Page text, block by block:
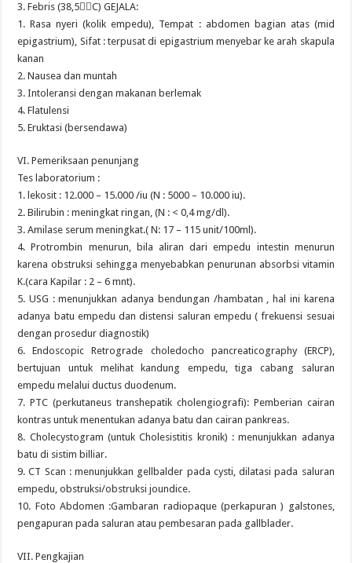
3. Febris (38,5C) GEJALA:
1. Rasa nyeri (kolik empedu), Tempat : abdomen bagian atas (mid
epigastrium), Sifat : terpusat di epigastrium menyebar ke arah skapula
kanan
2. Nausea dan muntah
3. Intoleransi dengan makanan berlemak
4. Flatulensi
5. Eruktasi (bersendawa)
VI. Pemeriksaan penunjang
Tes laboratorium :
1. lekosit : 12.000 – 15.000 /iu (N : 5000 – 10.000 iu).
2. Bilirubin : meningkat ringan, (N : < 0,4 mg/dl).
3. Amilase serum meningkat.( N: 17 – 115 unit/100ml).
4. Protrombin menurun, bila aliran dari empedu intestin menurun
karena obstruksi sehingga menyebabkan penurunan absorbsi vitamin
K.(cara Kapilar : 2 – 6 mnt).
5. USG : menunjukkan adanya bendungan /hambatan , hal ini karena
adanya batu empedu dan distensi saluran empedu ( frekuensi sesuai
dengan prosedur diagnostik)
6. Endoscopic Retrograde choledocho pancreaticography (ERCP),
bertujuan untuk melihat kandung empedu, tiga cabang saluran
empedu melalui ductus duodenum.
7. PTC (perkutaneus transhepatik cholengiografi): Pemberian cairan
kontras untuk menentukan adanya batu dan cairan pankreas.
8. Cholecystogram (untuk Cholesistitis kronik) : menunjukkan adanya
batu di sistim billiar.
9. CT Scan : menunjukkan gellbalder pada cysti, dilatasi pada saluran
empedu, obstruksi/obstruksi joundice.
10. Foto Abdomen :Gambaran radiopaque (perkapuran ) galstones,
pengapuran pada saluran atau pembesaran pada gallblader.
VII. Pengkajian